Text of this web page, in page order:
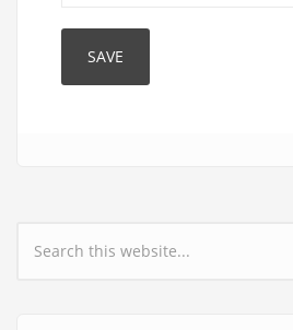
Search form